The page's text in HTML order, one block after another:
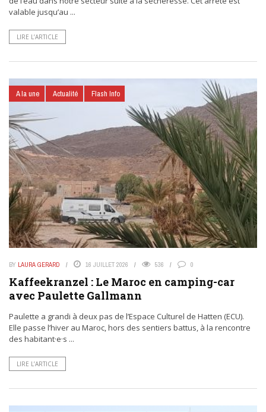
valable jusqu’au ...
LIRE L’ARTICLE
A la une Actualité Flash Info
BY LAURA GERARD 16 JUILLET 2026 536 0
Kaffeekranzel : Le Maroc en camping-car
avec Paulette Gallmann
Paulette a grandi à deux pas de l’Espace Culturel de Hatten (ECU).
Elle passe l’hiver au Maroc, hors des sentiers battus, à la rencontre
des habitant·e·s ...
LIRE L’ARTICLE